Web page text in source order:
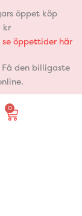
öppet köp
kr
öppettider här
den billigaste
0
Varukorg